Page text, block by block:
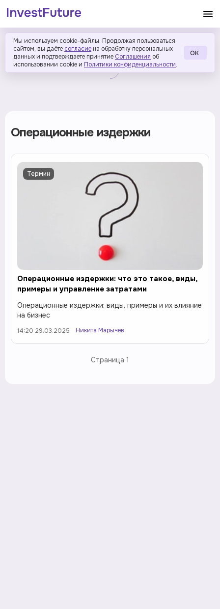
Мы используем cookie-файлы. Продолжая пользоваться
сайтом, вы даёте согласие на обработку персональных
данных и подтверждаете принятие Соглашения об
использовании cookie и Политики конфиденциальности.
ОК
Операционные издержки
Термин
Операционные издержки: что это такое, виды,
примеры и управление затратами
Операционные издержки: виды, примеры и их влияние
на бизнес
14:20 29.03.2025 Никита Марычев
Страница 1